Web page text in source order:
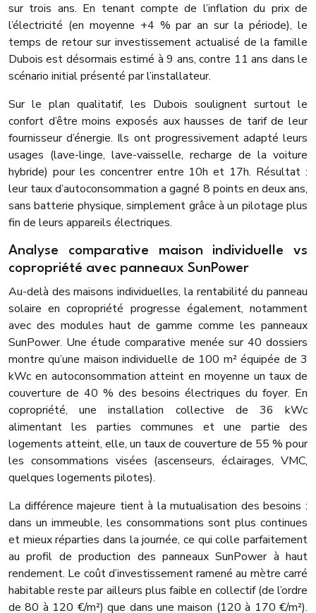
sur trois ans. En tenant compte de l’inflation du prix de
l’électricité (en moyenne +4 % par an sur la période), le
temps de retour sur investissement actualisé de la famille
Dubois est désormais estimé à 9 ans, contre 11 ans dans le
scénario initial présenté par l’installateur.
Sur le plan qualitatif, les Dubois soulignent surtout le
confort d’être moins exposés aux hausses de tarif de leur
fournisseur d’énergie. Ils ont progressivement adapté leurs
usages (lave-linge, lave-vaisselle, recharge de la voiture
hybride) pour les concentrer entre 10h et 17h. Résultat :
leur taux d’autoconsommation a gagné 8 points en deux ans,
sans batterie physique, simplement grâce à un pilotage plus
fin de leurs appareils électriques.
Analyse comparative maison individuelle vs
copropriété avec panneaux SunPower
Au-delà des maisons individuelles, la rentabilité du panneau
solaire en copropriété progresse également, notamment
avec des modules haut de gamme comme les panneaux
SunPower. Une étude comparative menée sur 40 dossiers
montre qu’une maison individuelle de 100 m² équipée de 3
kWc en autoconsommation atteint en moyenne un taux de
couverture de 40 % des besoins électriques du foyer. En
copropriété, une installation collective de 36 kWc
alimentant les parties communes et une partie des
logements atteint, elle, un taux de couverture de 55 % pour
les consommations visées (ascenseurs, éclairages, VMC,
quelques logements pilotes).
La différence majeure tient à la mutualisation des besoins :
dans un immeuble, les consommations sont plus continues
et mieux réparties dans la journée, ce qui colle parfaitement
au profil de production des panneaux SunPower à haut
rendement. Le coût d’investissement ramené au mètre carré
habitable reste par ailleurs plus faible en collectif (de l’ordre
de 80 à 120 €/m²) que dans une maison (120 à 170 €/m²).